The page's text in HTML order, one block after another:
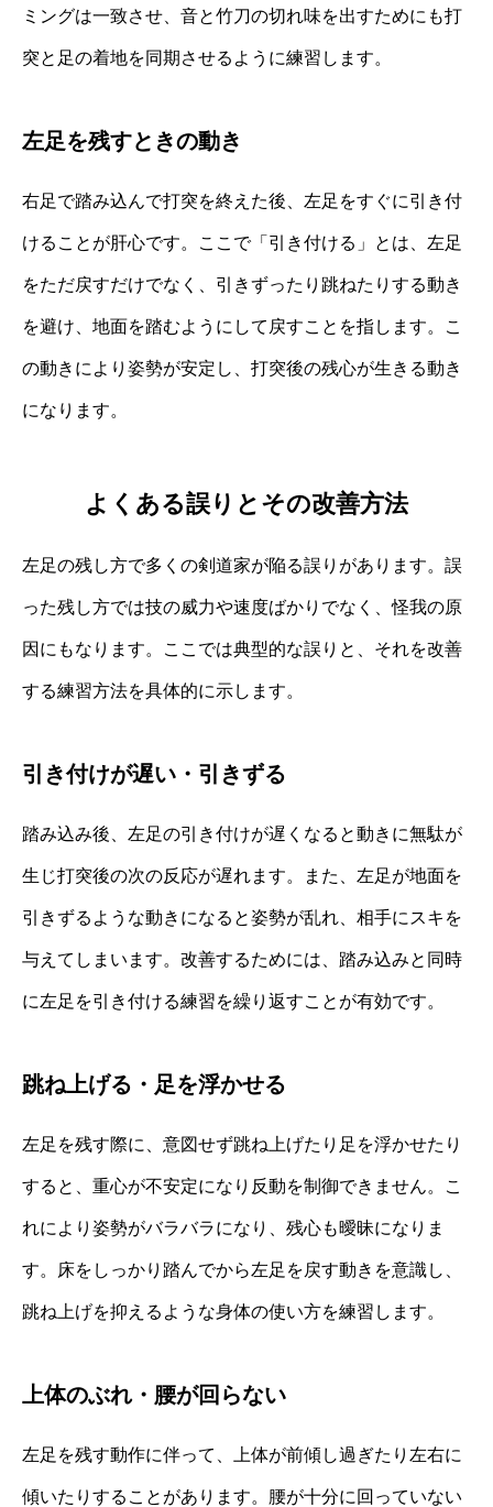
ミングは一致させ、音と竹刀の切れ味を出すためにも打
突と足の着地を同期させるように練習します。
左足を残すときの動き
右足で踏み込んで打突を終えた後、左足をすぐに引き付
けることが肝心です。ここで「引き付ける」とは、左足
をただ戻すだけでなく、引きずったり跳ねたりする動き
を避け、地面を踏むようにして戻すことを指します。こ
の動きにより姿勢が安定し、打突後の残心が生きる動き
になります。
よくある誤りとその改善方法
左足の残し方で多くの剣道家が陥る誤りがあります。誤
った残し方では技の威力や速度ばかりでなく、怪我の原
因にもなります。ここでは典型的な誤りと、それを改善
する練習方法を具体的に示します。
引き付けが遅い・引きずる
踏み込み後、左足の引き付けが遅くなると動きに無駄が
生じ打突後の次の反応が遅れます。また、左足が地面を
引きずるような動きになると姿勢が乱れ、相手にスキを
与えてしまいます。改善するためには、踏み込みと同時
に左足を引き付ける練習を繰り返すことが有効です。
跳ね上げる・足を浮かせる
左足を残す際に、意図せず跳ね上げたり足を浮かせたり
すると、重心が不安定になり反動を制御できません。こ
れにより姿勢がバラバラになり、残心も曖昧になりま
す。床をしっかり踏んでから左足を戻す動きを意識し、
跳ね上げを抑えるような身体の使い方を練習します。
上体のぶれ・腰が回らない
左足を残す動作に伴って、上体が前傾し過ぎたり左右に
傾いたりすることがあります。腰が十分に回っていない